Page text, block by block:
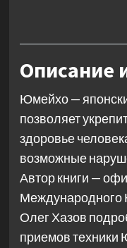
Описание
Юмейхо —
позволяет
здоровье
возможные
Автор книги —
Международного
Олег Хазов
приемов техники